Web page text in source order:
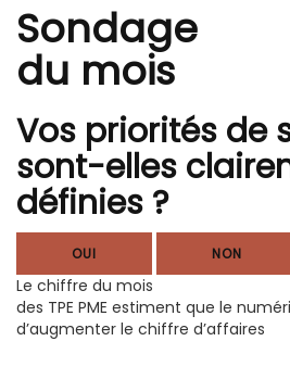
Sondage
du mois
Vos priorités de
sont-elles
définies ?
OUI NON
Le chiffre du mois
des TPE PME estiment que le
d’augmenter le chiffre d’affaires